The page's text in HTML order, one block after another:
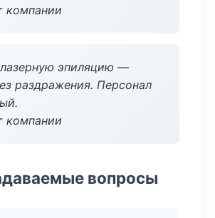
компании
эпиляцию —
раздражения. Персонал
компании
вопросы